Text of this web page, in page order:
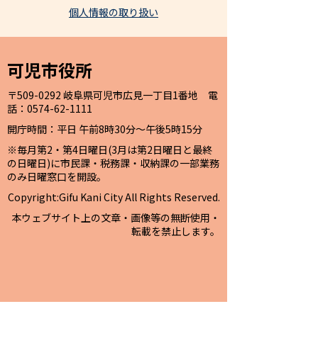
個人情報の取り扱い
可児市役所
〒509-0292 岐阜県可児市広見一丁目1番地 電
話：0574-62-1111
開庁時間：平日 午前8時30分～午後5時15分
※毎月第2・第4日曜日(3月は第2日曜日と最終
の日曜日)に市民課・税務課・収納課の一部業務
のみ日曜窓口を開設。
Copyright:Gifu Kani City All Rights Reserved.
本ウェブサイト上の文章・画像等の無断使用・
転載を禁止します。